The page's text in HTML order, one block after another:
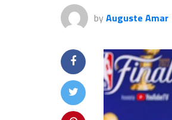
by Auguste Amar